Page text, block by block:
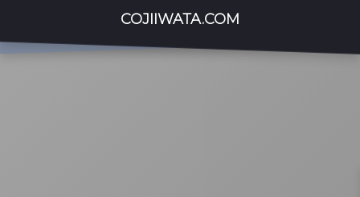
COJIIWATA.COM